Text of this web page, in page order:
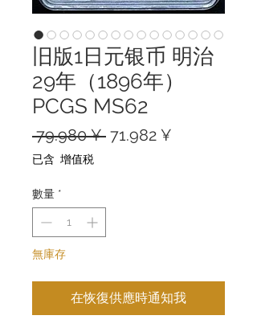
旧版1日元银币 明治
29年（1896年）
PCGS MS62
79.980 ¥ 一
71.982 ¥
已含 增值税
數量 *
無庫存
在恢復供應時通知我